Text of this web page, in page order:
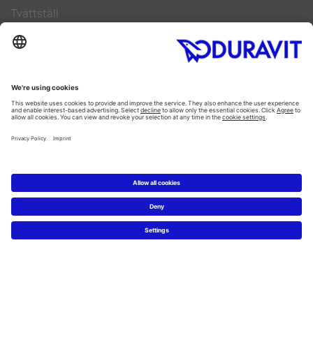
Tvättställ
Alla Kategorier
Planering
Badrumsplaneraren
Badrumsexperter definierar drömbadrum
Nyheter & Presss releaser
Hitta en återförsäljare
FAQs